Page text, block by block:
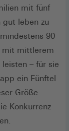
mit fünf
gut leben zu
90
mit mittlerem
– für sie
ein Fünftel
Größe
Konkurrenz